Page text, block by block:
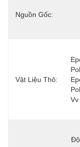
Nguồn Gốc:
Vật Liệu Thô:
Vv